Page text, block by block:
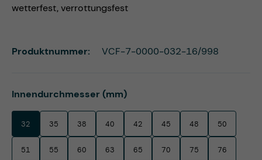
wetterfest, verrottungsfest
Innendurchmesser (mm)auswählen
32 35 38 40 42 45 48 50
51 55 60 63 65 70 75 76
Produktnummer: VCF-7-0000-032-16/998